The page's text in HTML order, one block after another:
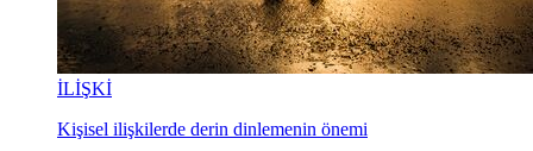
İLİŞKİ
Kişisel ilişkilerde derin dinlemenin önemi